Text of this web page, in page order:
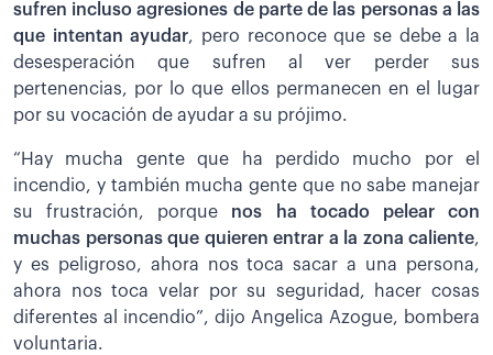
sufren incluso agresiones de parte de las personas a las
que intentan ayudar, pero reconoce que se debe a la
desesperación que sufren al ver perder sus
pertenencias, por lo que ellos permanecen en el lugar
por su vocación de ayudar a su prójimo.
“Hay mucha gente que ha perdido mucho por el
incendio, y también mucha gente que no sabe manejar
su frustración, porque nos ha tocado pelear con
muchas personas que quieren entrar a la zona caliente,
y es peligroso, ahora nos toca sacar a una persona,
ahora nos toca velar por su seguridad, hacer cosas
diferentes al incendio”, dijo Angelica Azogue, bombera
voluntaria.